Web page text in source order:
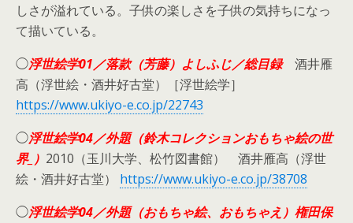
しさが溢れている。子供の楽しさを子供の気持ちになっ
て描いている。
◯浮世絵学01／落款（芳藤）よしふじ／総目録酒井雁
高（浮世絵・酒井好古堂）［浮世絵学］
https://www.ukiyo-e.co.jp/22743
◯浮世絵学04／外題（鈴木コレクションおもちゃ絵の世
界_） 2010（玉川大学、松竹図書館） 酒井雁高（浮世
絵・酒井好古堂） https://www.ukiyo-e.co.jp/38708
◯浮世絵学04／外題（おもちゃ絵、おもちゃえ）権田保